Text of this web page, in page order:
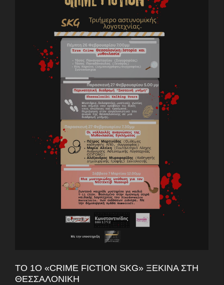
ΤΟ 1Ο «CRIME FICTION SKG» ΞΕΚΙΝΆ ΣΤΗ
ΘΕΣΣΑΛΟΝΊΚΗ